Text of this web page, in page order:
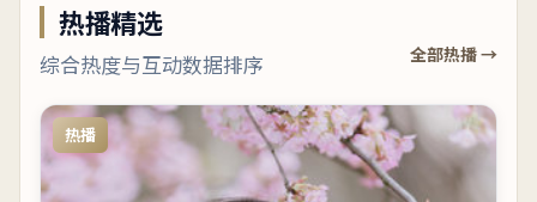
热播精选
综合热度与互动数据排序 全部热播 →
热播